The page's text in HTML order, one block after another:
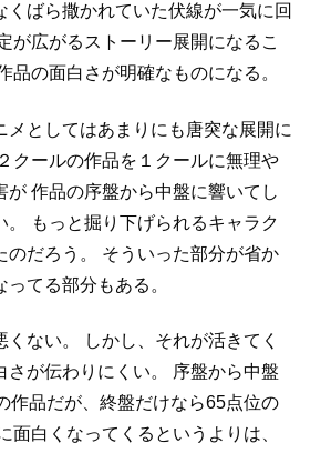
くばら撒かれていた伏線が一気に回
が広がるストーリー展開になるこ
品の面白さが明確なものになる。
メとしてはあまりにも唐突な展開に
クールの作品を１クールに無理や
が 作品の序盤から中盤に響いてし
もっと掘り下げられるキャラク
だろう。
そういった部分が省か
てる部分もある。
ない。
しかし、それが活きてく
が伝わりにくい。
序盤から中盤
作品だが、終盤だけなら65点位の
面白くなってくるというよりは、